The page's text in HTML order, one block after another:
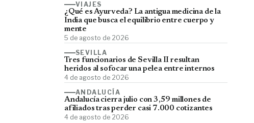
VIAJES
¿Qué es Ayurveda? La antigua medicina de la
India que busca el equilibrio entre cuerpo y
mente
5 de agosto de 2026
SEVILLA
Tres funcionarios de Sevilla II resultan
heridos al sofocar una pelea entre internos
4 de agosto de 2026
ANDALUCÍA
Andalucía cierra julio con 3,59 millones de
afiliados tras perder casi 7.000 cotizantes
4 de agosto de 2026